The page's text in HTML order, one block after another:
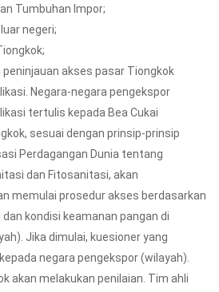
Tumbuhan Impor;
negeri;
akses pasar Tiongkok
Negara-negara pengekspor
tertulis kepada Bea Cukai
sesuai dengan prinsip-prinsip
Perdagangan Dunia tentang
dan Fitosanitasi, akan
memulai prosedur akses berdasarkan
kondisi keamanan pangan di
Jika dimulai, kuesioner yang
negara pengekspor (wilayah).
akan melakukan penilaian. Tim ahli